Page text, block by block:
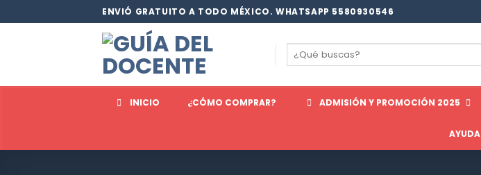
al
ENVIÓ GRATUITO A TODO MÉXICO. WHATSAPP 5580930546
Buscar
por:
INICIO ¿CÓMO COMPRAR? ADMISIÓN Y PROMOCIÓN 2025
AYUDA